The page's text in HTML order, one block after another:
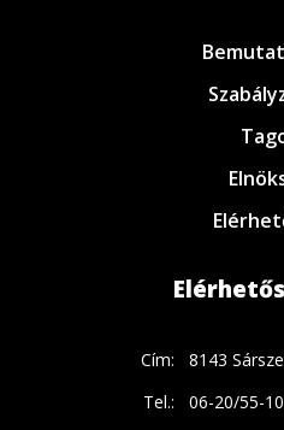
Cím:
8143
Tel.:
06-20/55-